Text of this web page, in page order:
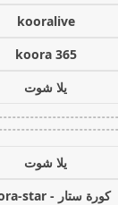
kooralive
koora 365
يلا شوت
يلا شوت
كورة ستار - koora-star